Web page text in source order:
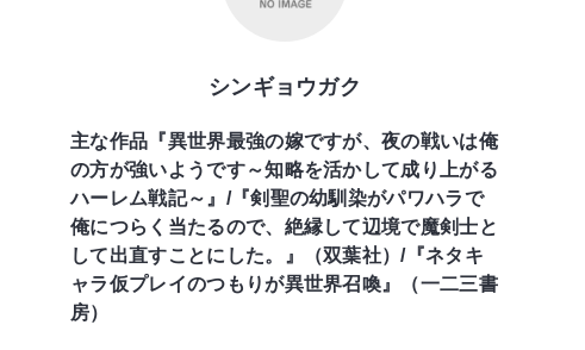
シンギョウガク
主な作品『異世界最強の嫁ですが、夜の戦いは俺
の方が強いようです～知略を活かして成り上がる
ハーレム戦記～』/『剣聖の幼馴染がパワハラで
俺につらく当たるので、絶縁して辺境で魔剣士と
して出直すことにした。』（双葉社）/『ネタキ
ャラ仮プレイのつもりが異世界召喚』（一二三書
房）